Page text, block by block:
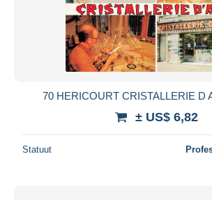
70 HERICOURT CRISTALLERIE D
± US$ 6,82
Statuut